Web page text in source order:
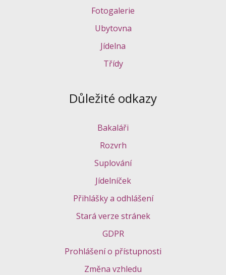
Fotogalerie
Ubytovna
Jídelna
Třídy
Důležité odkazy
Bakaláři
Rozvrh
Suplování
Jídelníček
Přihlášky a odhlášení
Stará verze stránek
GDPR
Prohlášení o přístupnosti
Změna vzhledu